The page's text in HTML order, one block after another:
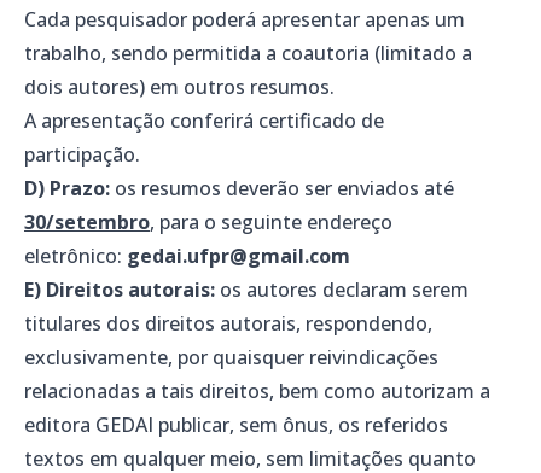
Cada pesquisador poderá apresentar apenas um
trabalho, sendo permitida a coautoria (limitado a
dois autores) em outros resumos.
A apresentação conferirá certificado de
participação.
D) Prazo: os resumos deverão ser enviados até
30/setembro, para o seguinte endereço
eletrônico: gedai.ufpr@gmail.com
E) Direitos autorais: os autores declaram serem
titulares dos direitos autorais, respondendo,
exclusivamente, por quaisquer reivindicações
relacionadas a tais direitos, bem como autorizam a
editora GEDAI publicar, sem ônus, os referidos
textos em qualquer meio, sem limitações quanto